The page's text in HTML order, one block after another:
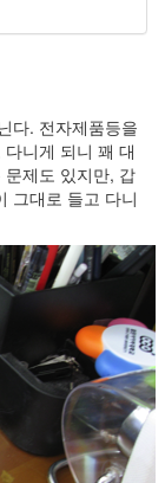
다. 전자제품등을
니게 되니 꽤 대
제도 있지만, 갑
그대로 들고 다니